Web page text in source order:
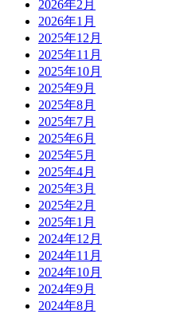
2026年2月
2026年1月
2025年12月
2025年11月
2025年10月
2025年9月
2025年8月
2025年7月
2025年6月
2025年5月
2025年4月
2025年3月
2025年2月
2025年1月
2024年12月
2024年11月
2024年10月
2024年9月
2024年8月